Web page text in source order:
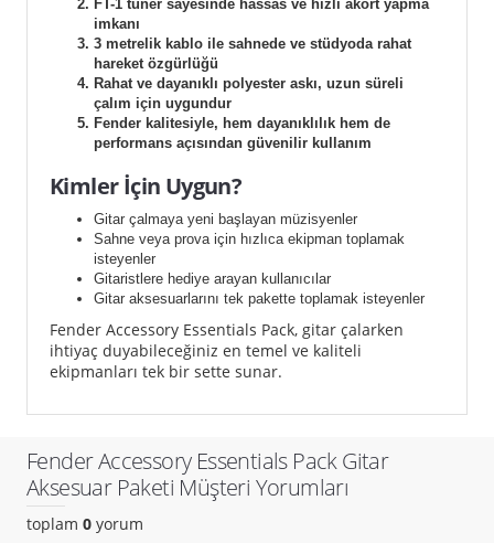
FT-1 tuner sayesinde hassas ve hızlı akort yapma
imkanı
3 metrelik kablo ile sahnede ve stüdyoda rahat
hareket özgürlüğü
Rahat ve dayanıklı polyester askı, uzun süreli
çalım için uygundur
Fender kalitesiyle, hem dayanıklılık hem de
performans açısından güvenilir kullanım
Kimler İçin Uygun?
Gitar çalmaya yeni başlayan müzisyenler
Sahne veya prova için hızlıca ekipman toplamak
isteyenler
Gitaristlere hediye arayan kullanıcılar
Gitar aksesuarlarını tek pakette toplamak isteyenler
Fender Accessory Essentials Pack, gitar çalarken
ihtiyaç duyabileceğiniz en temel ve kaliteli
ekipmanları tek bir sette sunar.
Fender Accessory Essentials Pack Gitar
Aksesuar Paketi Müşteri Yorumları
toplam 0 yorum